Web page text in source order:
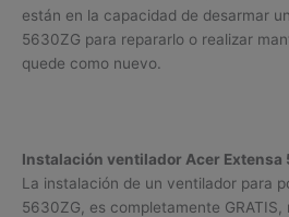
están en la capacidad de desarmar
5630ZG para repararlo o realizar
quede como nuevo.
Instalación ventilador Acer Extensa
La instalación de un ventilador para
5630ZG, es completamente GRATIS,